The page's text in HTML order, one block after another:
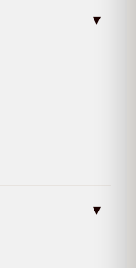
▾
▾